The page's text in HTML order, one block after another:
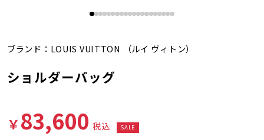
ブランド： LOUIS VUITTON （ルイ ヴィトン）
ショルダーバッグ
￥83,600 税込 SALE